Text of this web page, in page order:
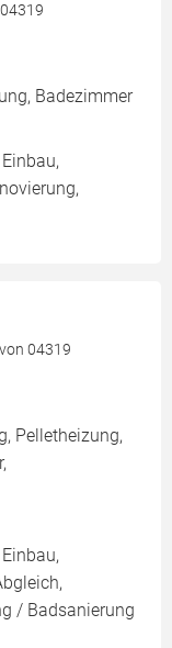
Badezimmer
04319
Pelletheizung,
/ Badsanierung